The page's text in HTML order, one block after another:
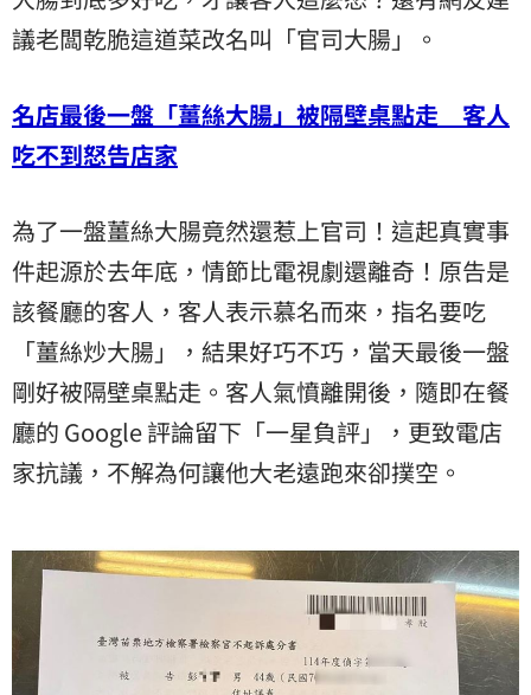
議老闆乾脆這道菜改名叫「官司大腸」。
名店最後一盤「薑絲大腸」被隔壁桌點走 客人
吃不到怒告店家
為了一盤薑絲大腸竟然還惹上官司！這起真實事
件起源於去年底，情節比電視劇還離奇！原告是
該餐廳的客人，客人表示慕名而來，指名要吃
「薑絲炒大腸」，結果好巧不巧，當天最後一盤
剛好被隔壁桌點走。客人氣憤離開後，隨即在餐
廳的 Google 評論留下「一星負評」，更致電店
家抗議，不解為何讓他大老遠跑來卻撲空。